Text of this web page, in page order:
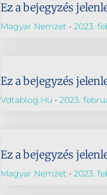
Ez a bejegyzés
Magyar Nemzet 2023.
Ez a bejegyzés
Vdtablog.hu 2023.
Ez a bejegyzés
Magyar Nemzet 2023.